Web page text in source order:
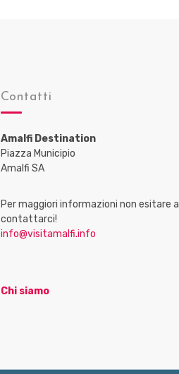
Contatti
Amalfi Destination
Piazza Municipio
Amalfi SA
Per maggiori informazioni non esitare a
contattarci!
info@visitamalfi.info
Chi siamo